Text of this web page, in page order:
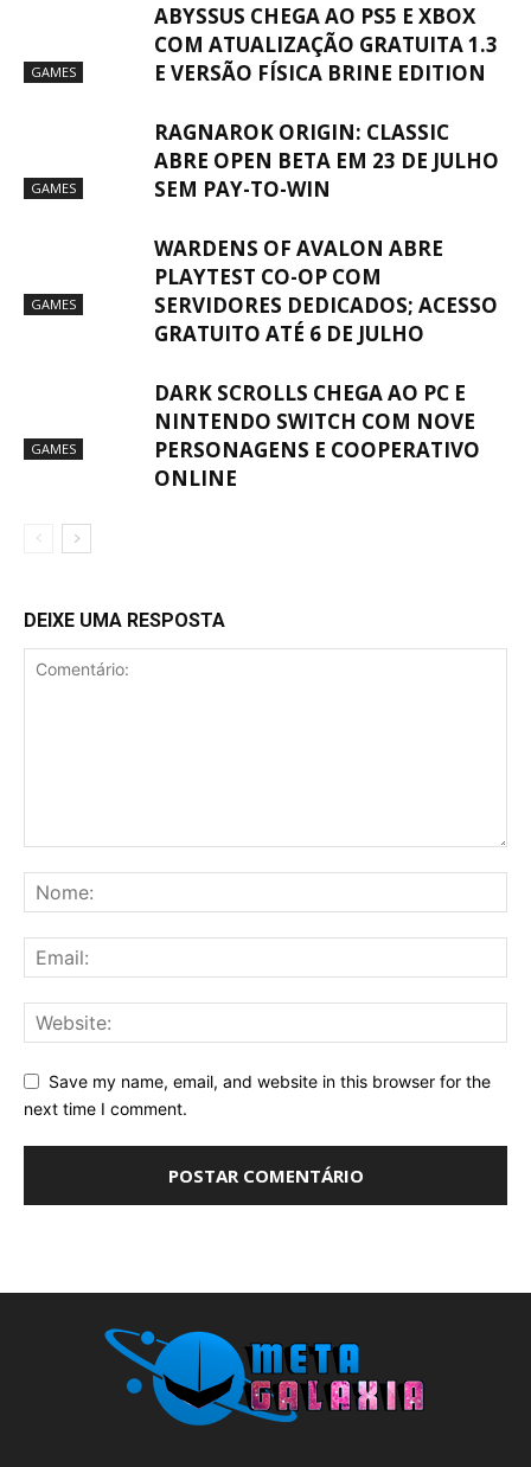
GAMES
ABYSSUS CHEGA AO PS5 E XBOX
COM ATUALIZAÇÃO GRATUITA 1.3
E VERSÃO FÍSICA BRINE EDITION
GAMES
RAGNAROK ORIGIN: CLASSIC
ABRE OPEN BETA EM 23 DE JULHO
SEM PAY-TO-WIN
GAMES
WARDENS OF AVALON ABRE
PLAYTEST CO-OP COM
SERVIDORES DEDICADOS; ACESSO
GRATUITO ATÉ 6 DE JULHO
GAMES
DARK SCROLLS CHEGA AO PC E
NINTENDO SWITCH COM NOVE
PERSONAGENS E COOPERATIVO
ONLINE
DEIXE UMA RESPOSTA
Save my name, email, and website in this browser for the
next time I comment.